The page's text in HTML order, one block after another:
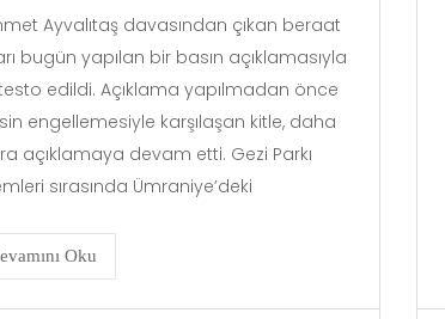
Ayvalıtaş davasından çıkan beraat
bugün yapılan bir basın açıklamasıyla
edildi. Açıklama yapılmadan önce
engellemesiyle karşılaşan kitle, daha
açıklamaya devam etti. Gezi Parkı
sırasında Ümraniye’deki
Oku